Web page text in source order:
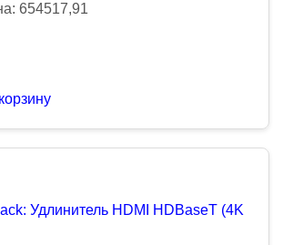
654517,91
Удлинитель HDMI HDBaseT (4K